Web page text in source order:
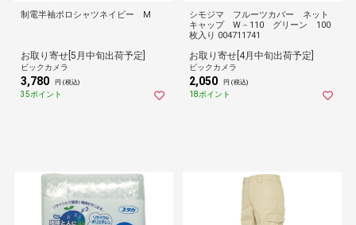
制電半袖ポロシャツネイビー M
お取り寄せ[5月中旬出荷予定]
ビックカメラ
3,780 円 (税込)
35ポイント
シモジマ フルーツカバー ネット
キャップ W－110 グリーン 100
枚入り 004711741
お取り寄せ[4月中旬出荷予定]
ビックカメラ
2,050 円 (税込)
18ポイント